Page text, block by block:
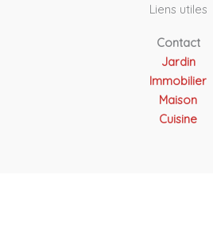
Liens utiles
Contact
Jardin
Immobilier
Maison
Cuisine